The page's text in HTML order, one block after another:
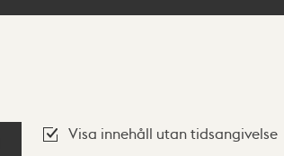
Visa innehåll utan tidsangivelse